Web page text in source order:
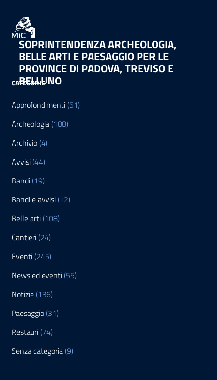
SOPRINTENDENZA ARCHEOLOGIA,
BELLE ARTI E PAESAGGIO PER LE
PROVINCE DI PADOVA, TREVISO E
BELLUNO
CATEGORIE
Approfondimenti (51)
Archeologia (188)
Archivio (4)
Avvisi (44)
Bandi (19)
Bandi e avvisi (12)
Belle arti (108)
Cantieri (24)
Eventi (245)
News ed eventi (55)
Notizie (136)
Paesaggio (31)
Restauri (74)
Senza categoria (9)